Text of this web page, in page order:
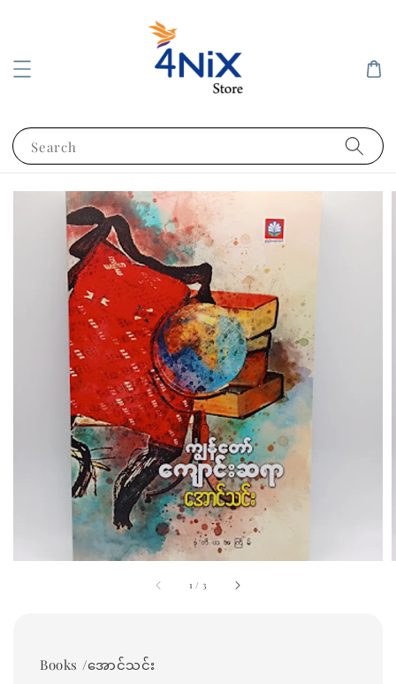
Search
1 / 3
Books /အောင်သင်း